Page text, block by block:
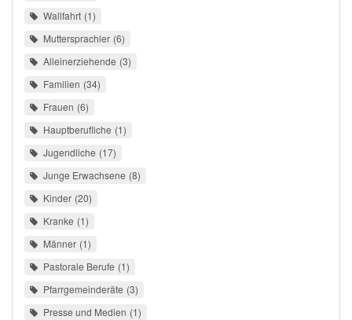
Wallfahrt 1
Muttersprachler 6
Alleinerziehende 3
Familien 34
Frauen 6
Hauptberufliche 1
Jugendliche 17
Junge Erwachsene 8
Kinder 20
Kranke 1
Männer 1
Pastorale Berufe 1
Pfarrgemeinderäte 3
Presse und Medien 1